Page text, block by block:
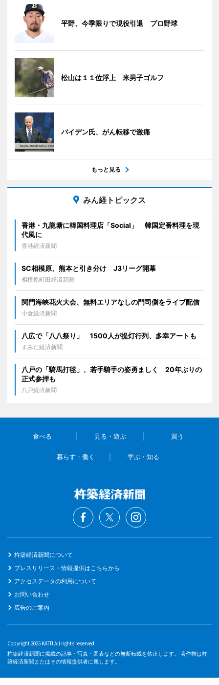
平野、今季限りで現役引退 プロ野球
松山は１１位浮上 米男子ゴルフ
バイデン氏、がん転移で激痛
もっと見る
みん経トピックス
香港・九龍塘に韓国料理店「Social」 韓国定番料理を現
代風に
香港経済新聞
SC相模原、熊本と引き分け J3リーグ開幕
相模原町田経済新聞
関門海峡花火大会、無料エリアなしの門司側をライブ配信
小倉経済新聞
八広で「八八祭り」 1500人が提灯行列、多幸アートも
すみだ経済新聞
八戸の「騎馬打毬」、若手騎手の姿勇ましく 20年ぶりの
正式参拝も
八戸経済新聞
食べる 見る・遊ぶ 買う
暮らす・働く 学ぶ・知る
杵築経済新聞について
プレスリリース・情報提供はこちらから
アクセスデータの利用について
お問い合わせ
広告のご案内
Copyright 2025 KATTI All rights reserved.
杵築経済新聞に掲載の記事・写真・図表などの無断転載を禁止します。 著作権は杵
築経済新聞またはその情報提供者に属します。